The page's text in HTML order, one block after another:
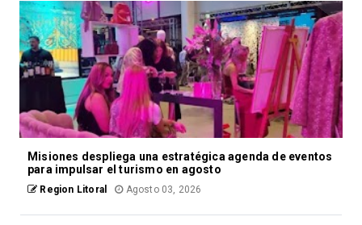
Misiones despliega una estratégica agenda de eventos
para impulsar el turismo en agosto
Region Litoral Agosto 03, 2026